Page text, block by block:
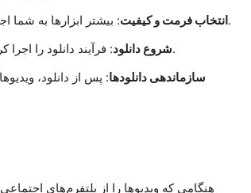
انتخاب فرمت و کیفیت: بیشتر ابزارها به شما اجازه می‌دهند پیش از دانلود، کیفیت و فرمت فایل را انتخاب کنید.
شروع دانلود: فرآیند دانلود را اجرا کرده و منتظر بمانید تا تمام ویدیوها به کامپیوتر شما ذخیره شوند.
سازماندهی دانلودها: پس از دانلود،
هنگامی که ویدیوها را از پلتفرم‌های